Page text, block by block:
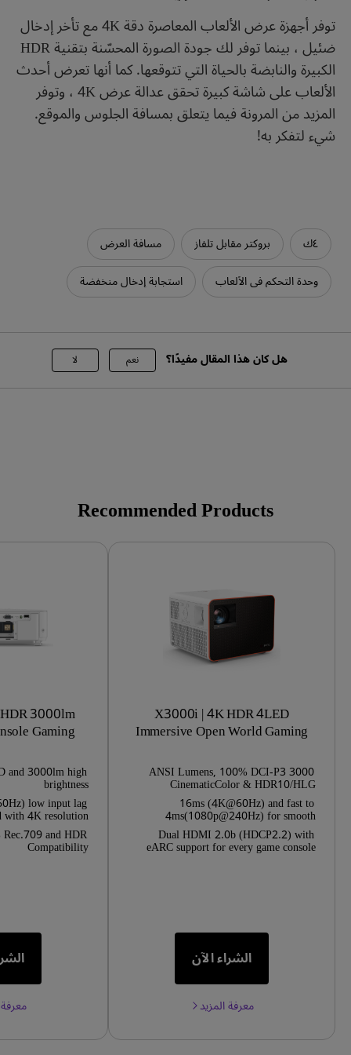
توفر أجهزة عرض الألعاب المعاصرة دقة 4K مع تأخر إدخال
ضئيل ، بينما توفر لك جودة الصورة المحسّنة بتقنية HDR
الكبيرة والنابضة بالحياة التي تتوقعها. كما أنها تعرض أحدث
الألعاب على شاشة كبيرة تحقق عدالة عرض 4K ، وتوفر
المزيد من المرونة فيما يتعلق بمسافة الجلوس والموقع.
شيء لتفكر به!
٤ك بروكتر مقابل تلفاز
مسافة العرض
وحدة التحكم في الألعاب
استجابة إدخال منخفضة
هل كان هذا المقال مفيدًا؟ نعم لا
Recommended Products
X3000i | 4K HDR 4LED
Immersive Open World Gaming
3000 ANSI Lumens, 100% DCI-P3
CinematicColor & HDR10/HLG
16ms (4K@60Hz) and fast to
4ms(1080p@240Hz) for smooth
gameplay
Dual HDMI 2.0b (HDCP2.2) with
eARC support for every game console
الشراء الآن
معرفة المزيد
3000lm
Gaming
and 3000lm high
brightness
low input lag
with 4K resolution
and HDR
Compatibility